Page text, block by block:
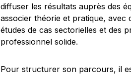
diffuser les résultats auprès des
associer théorie et pratique, avec
études de cas sectorielles et des
professionnel solide.
Pour structurer son parcours, il